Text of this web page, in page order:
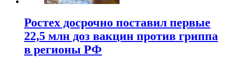
Ростех досрочно поставил первые
22,5 млн доз вакцин против гриппа
в регионы РФ